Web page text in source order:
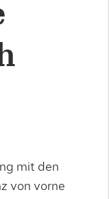
mit den
von vorne